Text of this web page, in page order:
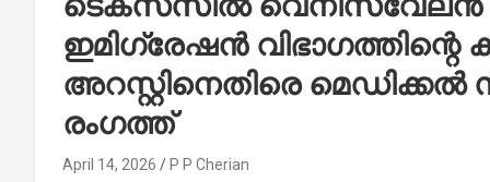
ഇമിഗ്രേഷൻ
അറസ്റ്റിനെതിരെ
രംഗത്ത്
April 14, 2026 P P Cherian